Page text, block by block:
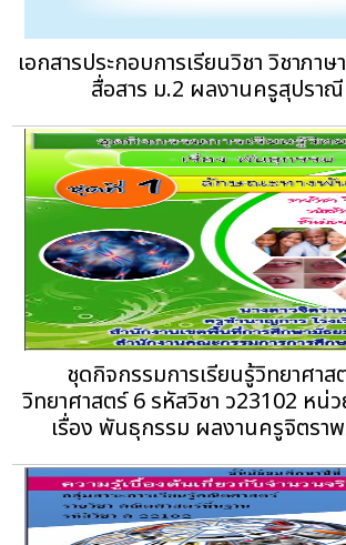
เอกสารประกอบการเรียนวิชา วิชาภา
สื่อสาร ม.2 ผลงานครูสุปราณี
ชุดกิจกรรมการเรียนรู้วิทยาศาส
วิทยาศาสตร์ 6 รหัสวิชา ว23102 หน่ว
เรื่อง พันธุกรรม ผลงานครูจิตรา